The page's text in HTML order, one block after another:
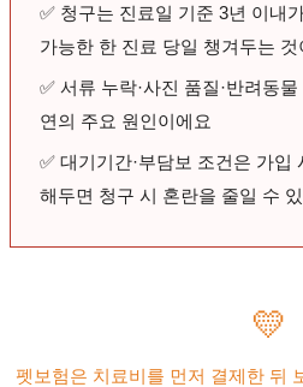
✅ 청구는 진료일 기준 3년 이내
가능한 한 진료 당일 챙겨두는 것
✅ 서류 누락·사진 품질·반려동
연의 주요 원인이에요
✅ 대기기간·부담보 조건은 가입
해두면 청구 시 혼란을 줄일 수
💛
펫보험은 치료비를 먼저 결제한 뒤